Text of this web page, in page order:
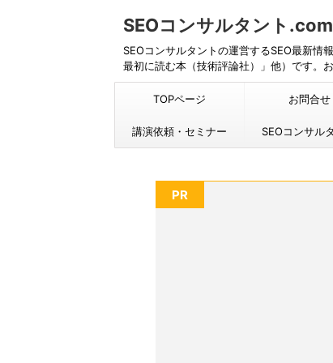
SEOコンサルタント.com
SEOコンサルタントの運営するSEO最新情
最初に読む本（技術評論社）」他）です。
TOPページ お問合せ
講演依頼・セミナー SEOコンサル
PR